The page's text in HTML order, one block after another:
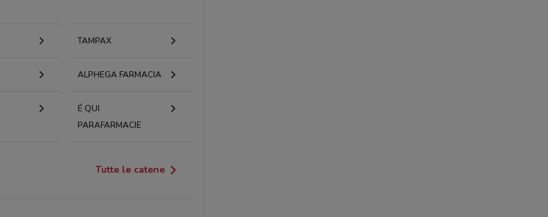
TAMPAX
ALPHEGA FARMACIA
É QUI
PARAFARMACIE
Tutte le catene